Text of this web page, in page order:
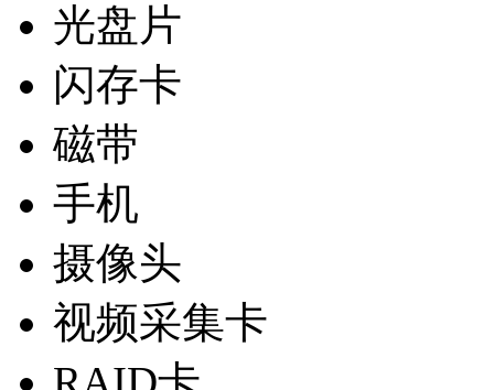
光盘片
闪存卡
磁带
手机
摄像头
视频采集卡